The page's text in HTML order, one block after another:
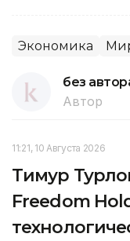
Экономика
без
Автор
11:21, 10 Августа 2026
Тимур
Freedom